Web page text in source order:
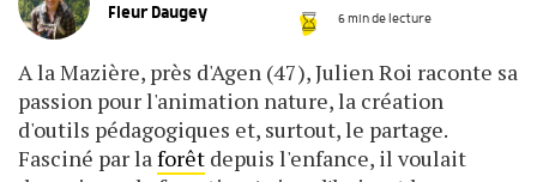
Fleur Daugey
6 min de lecture
A la Mazière, près d'Agen (47), Julien Roi raconte sa
passion pour l'animation nature, la création
d'outils pédagogiques et, surtout, le partage.
Fasciné par laforêt depuis l'enfance, il voulait